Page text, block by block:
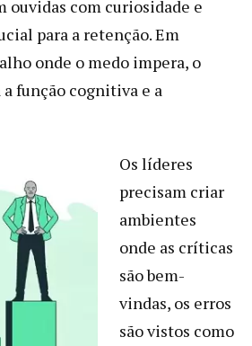
ouvidas com curiosidade e
para a retenção. Em
onde o medo impera, o
função cognitiva e a
Os líderes
precisam criar
ambientes
onde as críticas
são bem-
vindas, os erros
são vistos como